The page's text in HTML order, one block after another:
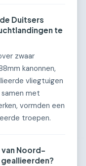
Duitsers
te
zwaar
kanonnen,
vliegtuigen
samen met
vormden een
troepen.
Noord-